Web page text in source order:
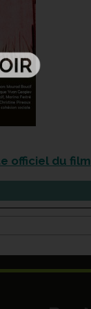
officiel du film